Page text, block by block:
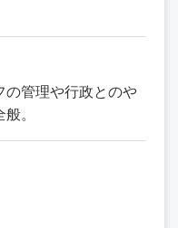
の管理や行政とのや
。